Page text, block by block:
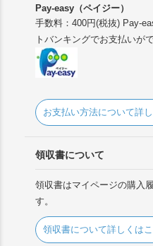
Pay-easy（ペイジー）
手数料：400円(税抜) Pay-
トバンキングでお支払いが
お支払い方法について詳
領収書について
領収書はマイページの購入
す。
領収書について詳しくは